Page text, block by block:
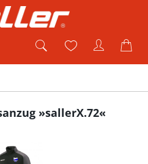
»sallerX.72«